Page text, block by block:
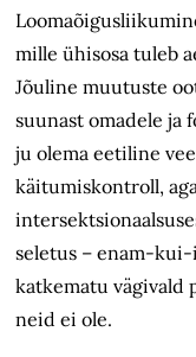
mille ühisosa tuleb
Jõuline muutuste
suunast omadele ja
ju olema eetiline
käitumiskontroll,
seletus – enam-
katkematu vägivald
neid ei ole.